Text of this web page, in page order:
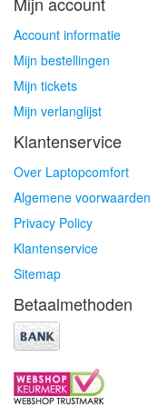
Account informatie
Mijn bestellingen
Mijn tickets
Mijn verlanglijst
Klantenservice
Over Laptopcomfort
Algemene voorwaarden
Privacy Policy
Klantenservice
Sitemap
Betaalmethoden